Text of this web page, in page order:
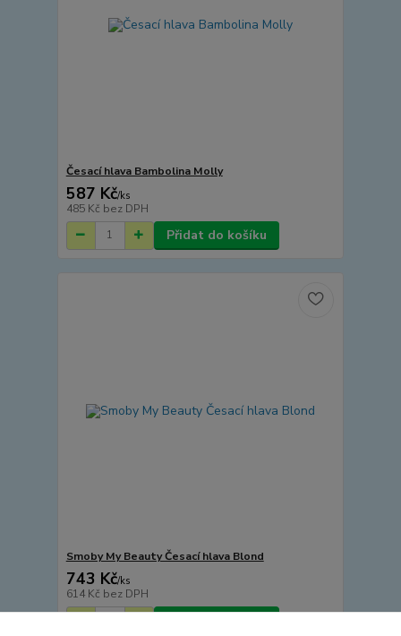
Česací hlava Bambolina Molly
587 Kč/ks
485 Kč bez DPH
Přidat do košíku
Smoby My Beauty Česací hlava Blond
743 Kč/ks
614 Kč bez DPH